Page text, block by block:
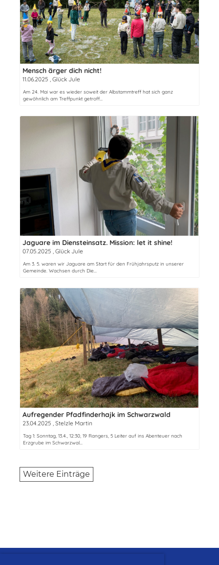
Mensch ärger dich nicht!
11.06.2025 , Glück Jule
Am 24. Mai war es wieder soweit der Albstammtreff hat sich ganz
gewöhnlich am Treffpunkt getroff...
Jaguare im Diensteinsatz. Mission: let it shine!
07.05.2025 , Glück Jule
Am 3. 5. waren wir Jaguare am Start für den Frühjahrsputz in unserer
Gemeinde. Wachsen durch Die...
Aufregender Pfadfinderhajk im Schwarzwald
23.04.2025 , Stelzle Martin
Tag 1: Sonntag, 13.4., 12:30, 19 Rangers, 5 Leiter auf ins Abenteuer nach
Erzgrube im Schwarzwal...
Weitere Einträge